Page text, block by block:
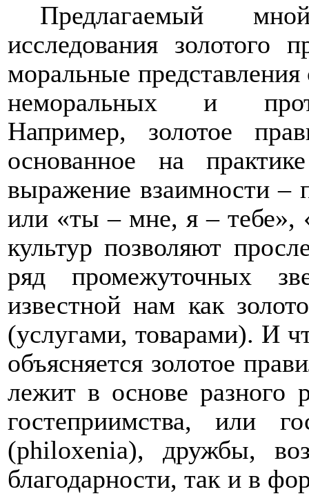
Предлагаемый
исследования золотого
моральные
неморальных и
Например, золотое
основанное на
выражение взаимности –
или «ты – мне, я –
культур позволяют
ряд промежуточных
известной нам как
(услугами, товарами). И
объясняется золотое
лежит в основе разного
гостеприимства, или
(philoxenia), дружбы,
благодарности, так и в